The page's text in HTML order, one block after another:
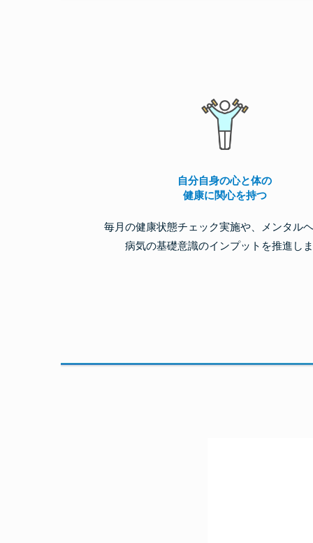
自分自身の心と体の
健康に関心を持つ
毎月の健康状態チェック実施や、メンタル
病気の基礎意識のインプットを推進し